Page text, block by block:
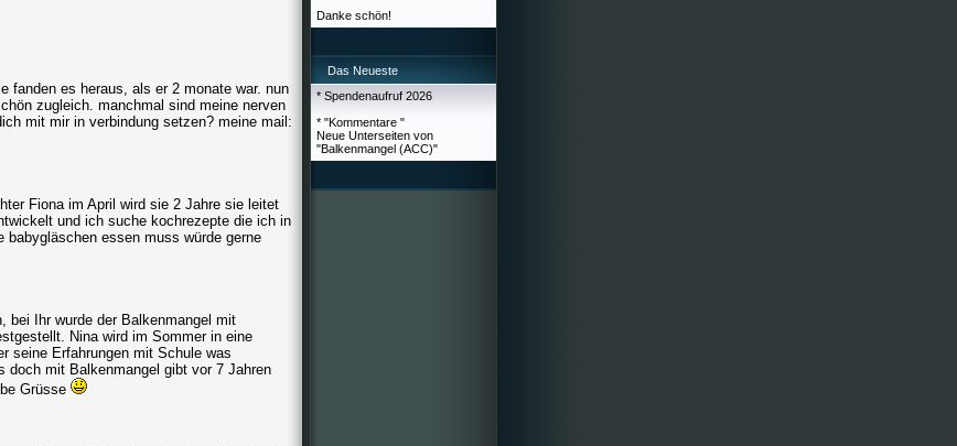
fanden es heraus, als er 2 monate war. nun
zugleich. manchmal sind meine nerven
mit mir in verbindung setzen? meine mail:
Fiona im April wird sie 2 Jahre sie leitet
und ich suche kochrezepte die ich in
essen muss würde gerne
bei Ihr wurde der Balkenmangel mit
Nina wird im Sommer in eine
seine Erfahrungen mit Schule was
doch mit Balkenmangel gibt vor 7 Jahren
Grüsse
Danke schön!
Das Neueste
* Spendenaufruf 2026
* "Kommentare "
Neue Unterseiten von
"Balkenmangel (ACC)"